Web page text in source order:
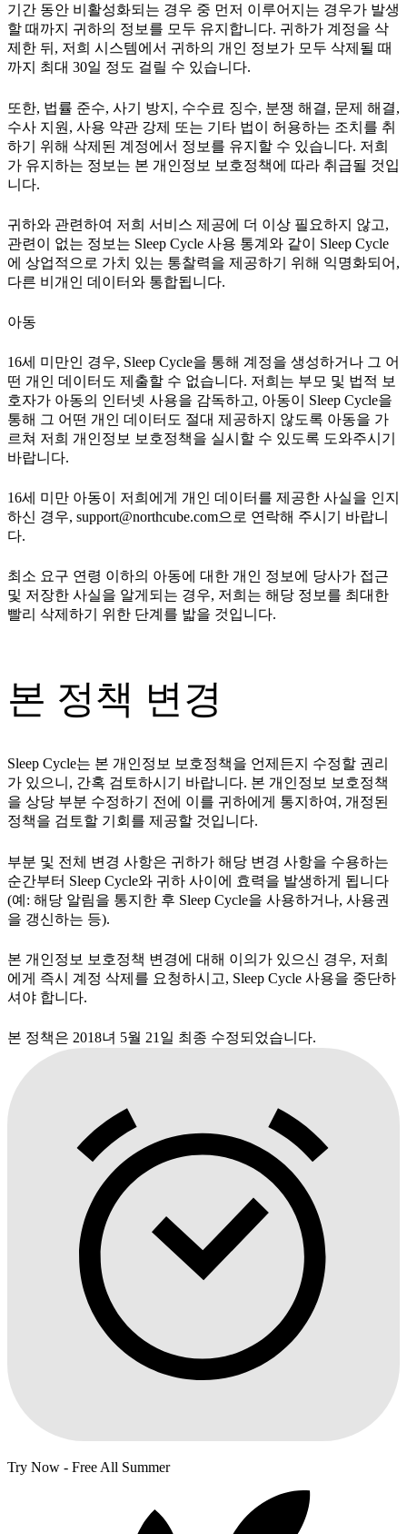
기간 동안 비활성화되는 경우 중 먼저 이루어지는 경우가 발생
할 때까지 귀하의 정보를 모두 유지합니다. 귀하가 계정을 삭
제한 뒤, 저희 시스템에서 귀하의 개인 정보가 모두 삭제될 때
까지 최대 30일 정도 걸릴 수 있습니다.
또한, 법률 준수, 사기 방지, 수수료 징수, 분쟁 해결, 문제 해결,
수사 지원, 사용 약관 강제 또는 기타 법이 허용하는 조치를 취
하기 위해 삭제된 계정에서 정보를 유지할 수 있습니다. 저희
가 유지하는 정보는 본 개인정보 보호정책에 따라 취급될 것입
니다.
귀하와 관련하여 저희 서비스 제공에 더 이상 필요하지 않고,
관련이 없는 정보는 Sleep Cycle 사용 통계와 같이 Sleep Cycle
에 상업적으로 가치 있는 통찰력을 제공하기 위해 익명화되어,
다른 비개인 데이터와 통합됩니다.
아동
16세 미만인 경우, Sleep Cycle을 통해 계정을 생성하거나 그 어
떤 개인 데이터도 제출할 수 없습니다. 저희는 부모 및 법적 보
호자가 아동의 인터넷 사용을 감독하고, 아동이 Sleep Cycle을
통해 그 어떤 개인 데이터도 절대 제공하지 않도록 아동을 가
르쳐 저희 개인정보 보호정책을 실시할 수 있도록 도와주시기
바랍니다.
16세 미만 아동이 저희에게 개인 데이터를 제공한 사실을 인지
하신 경우, support@northcube.com으로 연락해 주시기 바랍니
다.
최소 요구 연령 이하의 아동에 대한 개인 정보에 당사가 접근
및 저장한 사실을 알게되는 경우, 저희는 해당 정보를 최대한
빨리 삭제하기 위한 단계를 밟을 것입니다.
본 정책 변경
Sleep Cycle는 본 개인정보 보호정책을 언제든지 수정할 권리
가 있으니, 간혹 검토하시기 바랍니다. 본 개인정보 보호정책
을 상당 부분 수정하기 전에 이를 귀하에게 통지하여, 개정된
정책을 검토할 기회를 제공할 것입니다.
부분 및 전체 변경 사항은 귀하가 해당 변경 사항을 수용하는
순간부터 Sleep Cycle와 귀하 사이에 효력을 발생하게 됩니다
(예: 해당 알림을 통지한 후 Sleep Cycle을 사용하거나, 사용권
을 갱신하는 등).
본 개인정보 보호정책 변경에 대해 이의가 있으신 경우, 저희
에게 즉시 계정 삭제를 요청하시고, Sleep Cycle 사용을 중단하
셔야 합니다.
본 정책은 2018녀 5월 21일 최종 수정되었습니다.
Try Now - Free All Summer